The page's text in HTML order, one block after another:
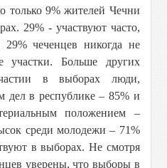
только 9% жителей Чечни
29% - участвуют часто,
чеченцев никогда не
участки. Больше других
в выборах люди,
дел в республике – 85% и
положением –
среди молодежи – 71%
в выборах. Не смотря
уверены, что выборы в